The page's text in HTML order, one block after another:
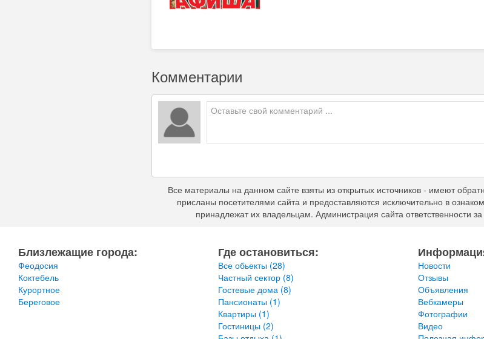
Комментарии
Все материалы на данном сайте взяты из открытых источников - имеют
присланы посетителями сайта и предоставляются исключительно в
принадлежат их владельцам. Администрация сайта ответственности
Близлежащие города:
Феодосия
Коктебель
Курортное
Береговое
Где остановиться:
Все обьекты (28)
Частный сектор (8)
Гостевые дома (8)
Пансионаты (1)
Квартиры (1)
Гостиницы (2)
Новости
Отзывы
Объявления
Вебкамеры
Фотографии
Видео